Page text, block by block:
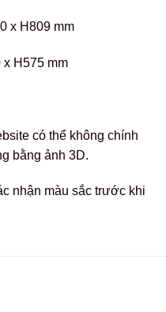
x H809 mm
H575 mm
có thể không chính
bằng ảnh 3D.
nhận màu sắc trước khi